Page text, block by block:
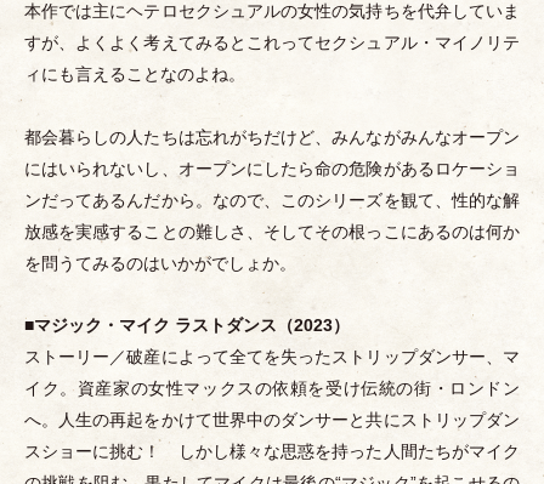
本作では主にヘテロセクシュアルの女性の気持ちを代弁していま
すが、よくよく考えてみるとこれってセクシュアル・ マイノリテ
ィにも言えることなのよね。
都会暮らしの人たちは忘れがちだけど、みんながみんなオープン
にはいられないし、オープンにしたら命の危険があるロケーショ
ンだってあるんだから。なので、このシリーズを観て、性的な解
放感を実感することの難しさ、そしてその根っこにあるのは何か
を問うてみるのはいかがでしょか。
■マジック ・ マイク ラストダンス （2023）
ストーリー／破産によって全てを失ったストリップダンサー、マ
イク。資産家の女性マックスの依頼を受け伝統の街 ・ ロンドン
へ。人生の再起をかけて世界中のダンサーと共にストリップダン
スショーに挑む！ しかし様々な思惑を持った人間たちがマイク